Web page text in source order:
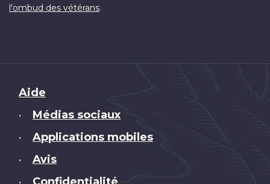
l'ombud des vétérans.
Brand
Aide
• Médias sociaux
• Applications mobiles
• Avis